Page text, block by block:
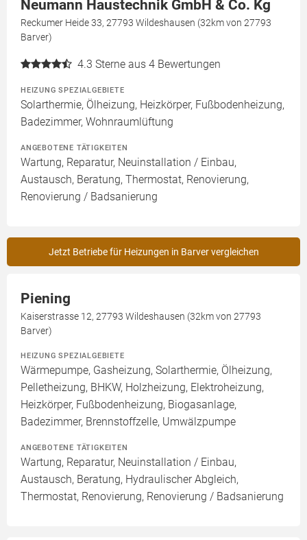
Neumann Haustechnik GmbH & Co. Kg
Reckumer Heide 33, 27793 Wildeshausen (32km von 27793
Barver)
4.3 Sterne aus 4 Bewertungen
HEIZUNG SPEZIALGEBIETE
Solarthermie, Ölheizung, Heizkörper, Fußbodenheizung,
Badezimmer, Wohnraumlüftung
ANGEBOTENE TÄTIGKEITEN
Wartung, Reparatur, Neuinstallation / Einbau,
Austausch, Beratung, Thermostat, Renovierung,
Renovierung / Badsanierung
Jetzt Betriebe für Heizungen in Barver vergleichen
Piening
Kaiserstrasse 12, 27793 Wildeshausen (32km von 27793
Barver)
HEIZUNG SPEZIALGEBIETE
Wärmepumpe, Gasheizung, Solarthermie, Ölheizung,
Pelletheizung, BHKW, Holzheizung, Elektroheizung,
Heizkörper, Fußbodenheizung, Biogasanlage,
Badezimmer, Brennstoffzelle, Umwälzpumpe
ANGEBOTENE TÄTIGKEITEN
Wartung, Reparatur, Neuinstallation / Einbau,
Austausch, Beratung, Hydraulischer Abgleich,
Thermostat, Renovierung, Renovierung / Badsanierung